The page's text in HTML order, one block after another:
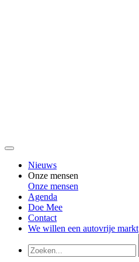
Nieuws
Onze mensen
Onze mensen
Agenda
Doe Mee
Contact
We willen een autovrije markt